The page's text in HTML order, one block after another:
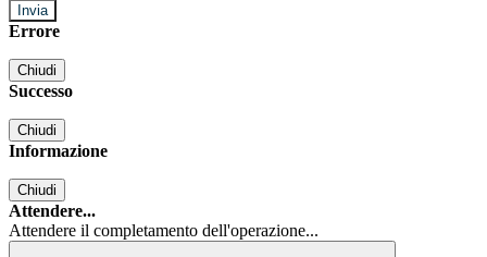
Errore
Chiudi
Successo
Chiudi
Informazione
Chiudi
Attendere...
Attendere il completamento dell'operazione...